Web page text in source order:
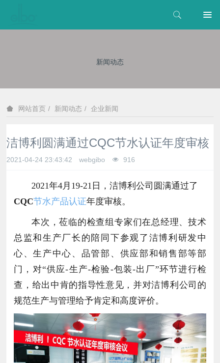
新闻动态
网站首页 新闻动态 企业新闻
洁博利圆满通过CQC节水认证年度审核
2021-04-24 23:43:42 webgibo 916
2021年4月19-21日，洁博利公司圆满通过了
CQC节水产品认证年度审核。
本次，莅临的检查组专家们在总经理、技术
总监和生产厂长的陪同下参观了洁博利研发中
心、生产中心、品管部、供应部和销售部等部
门，对“供应-生产-检验-包装-出厂”环节进行检
查，给出中肯的指导性意见，并对洁博利公司的
规范生产与管理给予肯定和高度评价。